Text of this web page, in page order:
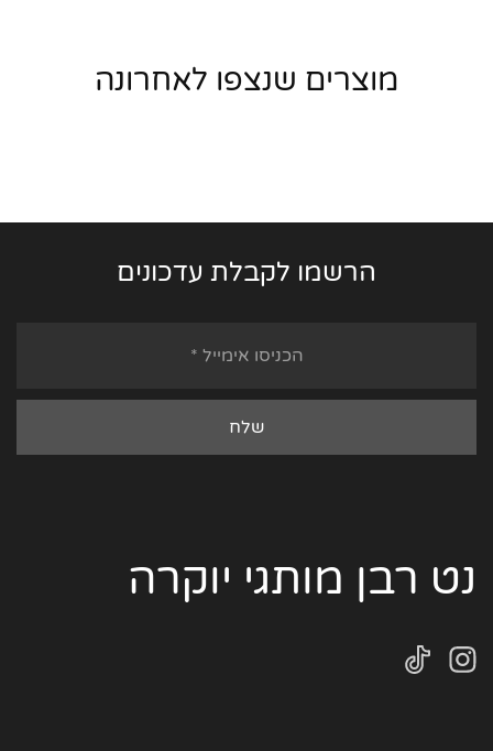
מוצרים שנצפו לאחרונה
הרשמו לקבלת עדכונים
נט רבן מותגי יוקרה